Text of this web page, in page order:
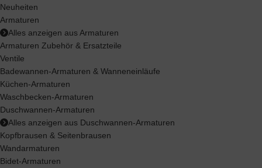
Neuheiten
Armaturen
Alles anzeigen aus Armaturen
Armaturen Zubehör & Ersatzteile
Ventile
Badewannen-Armaturen & Wanneneinläufe
Küchen-Armaturen
Waschbecken-Armaturen
Duschwannen-Armaturen
Alles anzeigen aus Duschwannen-Armaturen
Kopfbrausen & Seitenbrausen
Wandarmaturen
Bidet-Armaturen